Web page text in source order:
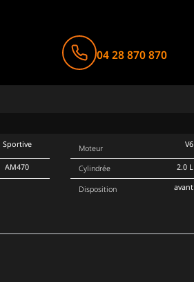
04 28 870 870
Sportive
AM470
Moteur
Cylindrée
Disposition
V6
2.0 L
avant